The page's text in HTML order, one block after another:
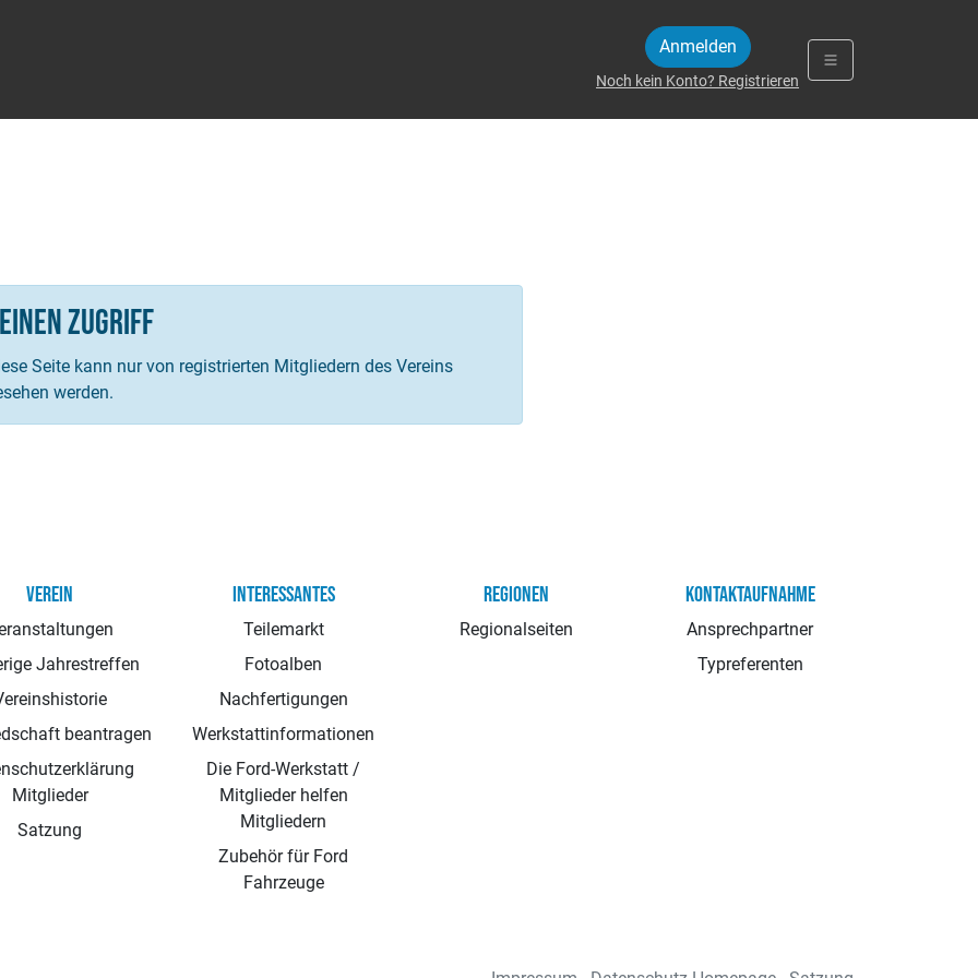
Anmelden
Noch kein Konto? Registrieren
Zugriff
Seite kann nur von registrierten Mitgliedern des Vereins
werden.
VEREIN
Jahrestreffen
beantragen
Mitglieder
Satzung
INTERESSANTES
Teilemarkt
Fotoalben
Nachfertigungen
Werkstattinformationen
Die Ford-Werkstatt /
Mitglieder helfen
Mitgliedern
Zubehör für Ford
Fahrzeuge
REGIONEN
Regionalseiten
KONTAKTAUFNAHME
Ansprechpartner
Typreferenten